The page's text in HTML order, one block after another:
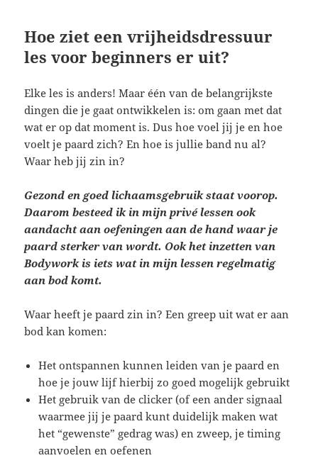
Hoe ziet een vrijheidsdressuur
les voor beginners er uit?
Elke les is anders! Maar één van de belangrijkste
dingen die je gaat ontwikkelen is: om gaan met dat
wat er op dat moment is. Dus hoe voel jij je en hoe
voelt je paard zich? En hoe is jullie band nu al?
Waar heb jij zin in?
Gezond en goed lichaamsgebruik staat voorop.
Daarom besteed ik in mijn privé lessen ook
aandacht aan oefeningen aan de hand waar je
paard sterker van wordt. Ook het inzetten van
Bodywork is iets wat in mijn lessen regelmatig
aan bod komt.
Waar heeft je paard zin in? Een greep uit wat er aan
bod kan komen:
Het ontspannen kunnen leiden van je paard en
hoe je jouw lijf hierbij zo goed mogelijk gebruikt
Het gebruik van de clicker (of een ander signaal
waarmee jij je paard kunt duidelijk maken wat
het “gewenste” gedrag was) en zweep, je timing
aanvoelen en oefenen